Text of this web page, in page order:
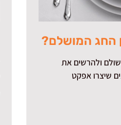
החג המושלם?
ולהרשים את
שיצרו אפקט